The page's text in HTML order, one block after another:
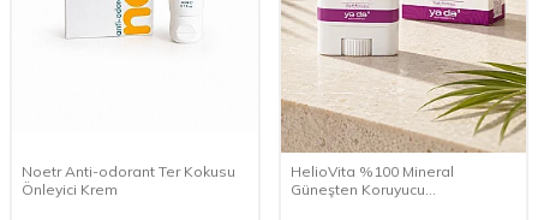
Noetr Anti-odorant Ter Kokusu
Önleyici Krem
HelioVita %100 Mineral
Güneşten Koruyucu